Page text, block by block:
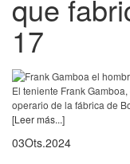
que
17
El teniente Frank
operario de la fábrica de
[Leer más...]
03Ots.2024